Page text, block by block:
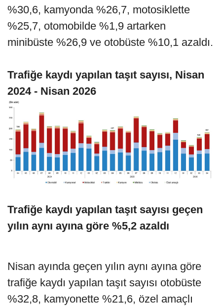
%30,6, kamyonda %26,7, motosiklette
%25,7, otomobilde %1,9 artarken
minibüste %26,9 ve otobüste %10,1 azaldı.
Trafiğe kaydı yapılan taşıt sayısı, Nisan
2024 - Nisan 2026
Trafiğe kaydı yapılan taşıt sayısı geçen
yılın aynı ayına göre %5,2 azaldı
Nisan ayında geçen yılın aynı ayına göre
trafiğe kaydı yapılan taşıt sayısı otobüste
%32,8, kamyonette %21,6, özel amaçlı